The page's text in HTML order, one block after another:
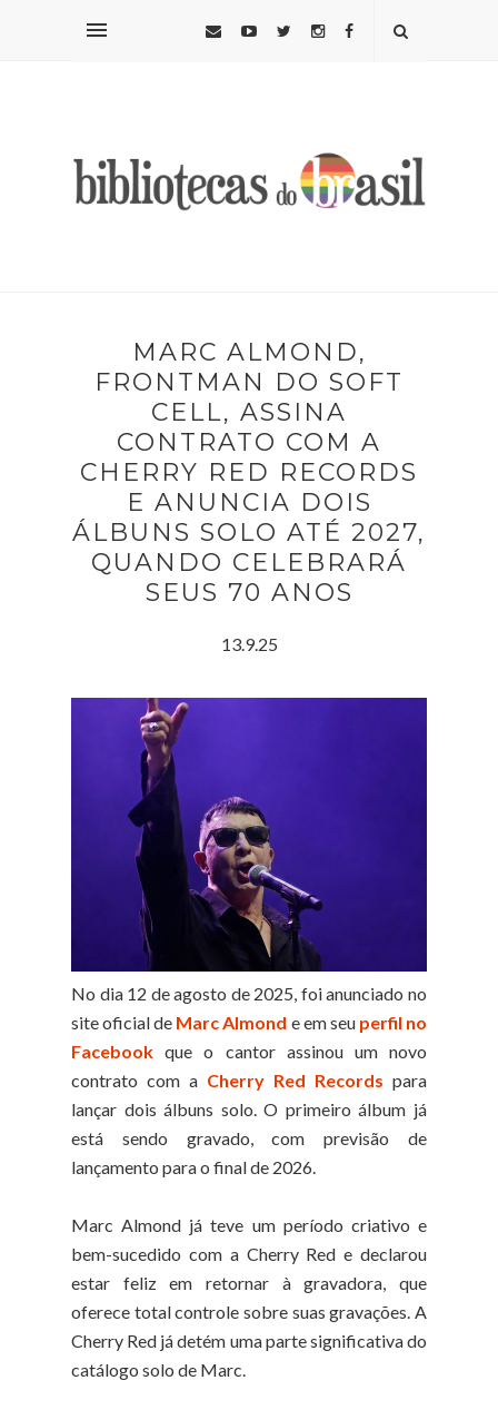
MARC ALMOND,
FRONTMAN DO SOFT
CELL, ASSINA
CONTRATO COM A
CHERRY RED RECORDS
E ANUNCIA DOIS
ÁLBUNS SOLO ATÉ 2027,
QUANDO CELEBRARÁ
SEUS 70 ANOS
13.9.25
No dia 12 de agosto de 2025, foi anunciado no
site oficial de Marc Almond e em seu perfil no
Facebook que o cantor assinou um novo
contrato com a Cherry Red Records para
lançar dois álbuns solo. O primeiro álbum já
está sendo gravado, com previsão de
lançamento para o final de 2026.
Marc Almond já teve um período criativo e
bem-sucedido com a Cherry Red e declarou
estar feliz em retornar à gravadora, que
oferece total controle sobre suas gravações. A
Cherry Red já detém uma parte significativa do
catálogo solo de Marc.